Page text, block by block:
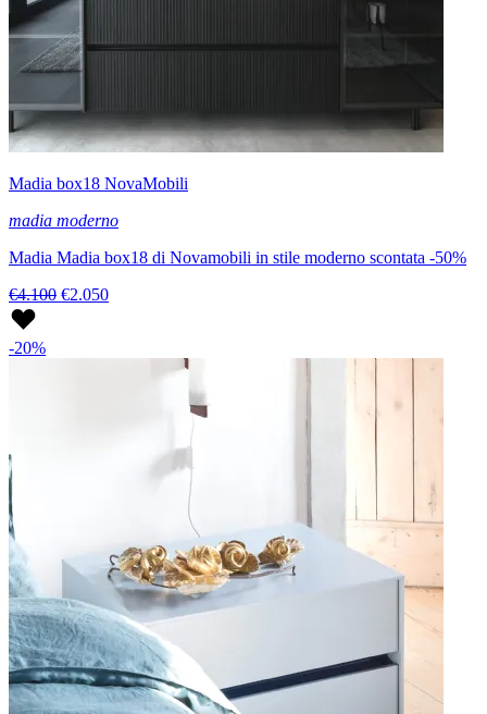
Madia box18 NovaMobili
madia moderno
Madia Madia box18 di Novamobili in stile moderno scontata -50%
€4.100 €2.050
-20%